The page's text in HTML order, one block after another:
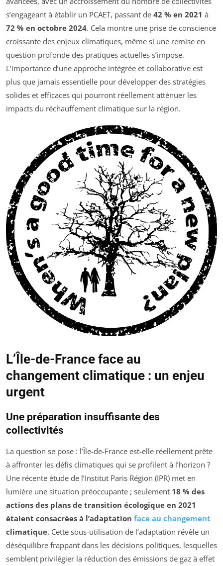
s’engageant à établir un PCAET, passant de 42 % en 2021 à
72 % en octobre 2024. Cela montre une prise de conscience
croissante des enjeux climatiques, même si une remise en
question profonde des pratiques actuelles s’impose.
L’importance d’une approche intégrée et collaborative est
plus que jamais essentielle pour développer des stratégies
solides et efficaces qui pourront réellement atténuer les
impacts du réchauffement climatique sur la région.
L’Île-de-France face au
changement climatique : un enjeu
urgent
Une préparation insuffisante des
collectivités
La question se pose : l’Île-de-France est-elle réellement prête
à affronter les défis climatiques qui se profilent à l’horizon ?
Une récente étude de l’Institut Paris Région (IPR) met en
lumière une situation préoccupante ; seulement 18 % des
actions des plans de transition écologique en 2021
étaient consacrées à l’adaptation face au changement
climatique. Cette sous-utilisation de l’adaptation révèle un
déséquilibre frappant dans les décisions politiques, lesquelles
semblent privilégier la réduction des émissions de gaz à effet